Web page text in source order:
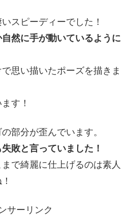
スピーディーでした！
然に手が動いているように
思い描いたポーズを描きま
す！
部分が歪んでいます。
敗と言っていました！
で綺麗に仕上げるのは素人
サーリンク